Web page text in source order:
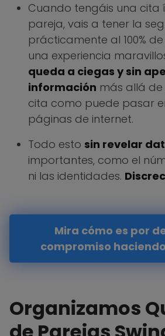
Cuando tengáis una cita
pareja, vais a tener la
prácticamente al 100%
una experiencia
queda a ciegas y sin
información más allá
cita como puede pasar
páginas de internet.
Todo esto sin revelar
importantes, como el
ni las identidades.
Mira cómo es por
compromiso
Organizamos